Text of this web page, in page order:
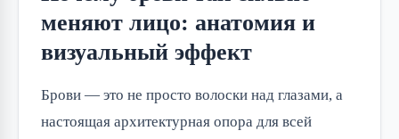
меняют лицо: анатомия и
визуальный эффект
Брови — это не просто волоски над глазами, а
настоящая архитектурная опора для всей